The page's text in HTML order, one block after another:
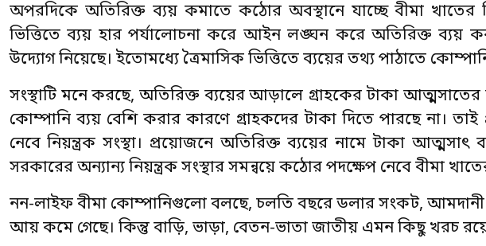
অপরদিকে অতিরিক্ত ব্যয় কমাতে কঠোর অবস্থানে যাচ্ছে বীমা খাতের
ভিত্তিতে ব্যয় হার পর্যালোচনা করে আইন লঙ্ঘন করে অতিরিক্ত ব্যয়
উদ্যোগ নিয়েছে। ইতোমধ্যে ত্রৈমাসিক ভিত্তিতে ব্যয়ের তথ্য পাঠাতে
সংস্থাটি মনে করছে, অতিরিক্ত ব্যয়ের আড়ালে গ্রাহকের টাকা
কোম্পানি ব্যয় বেশি করার কারণে গ্রাহকদের টাকা দিতে পারছে না। তাই
নেবে নিয়ন্ত্রক সংস্থা। প্রয়োজনে অতিরিক্ত ব্যয়ের নামে টাকা আত্মসাৎ
সরকারের অন্যান্য নিয়ন্ত্রক সংস্থার সমন্বয়ে কঠোর পদক্ষেপ নেবে বীমা
নন-লাইফ বীমা কোম্পানিগুলো বলছে, চলতি বছরে ডলার সংকট, আমদানী
আয় কমে গেছে। কিন্তু বাড়ি, ভাড়া, বেতন-ভাতা জাতীয় এমন কিছু খরচ